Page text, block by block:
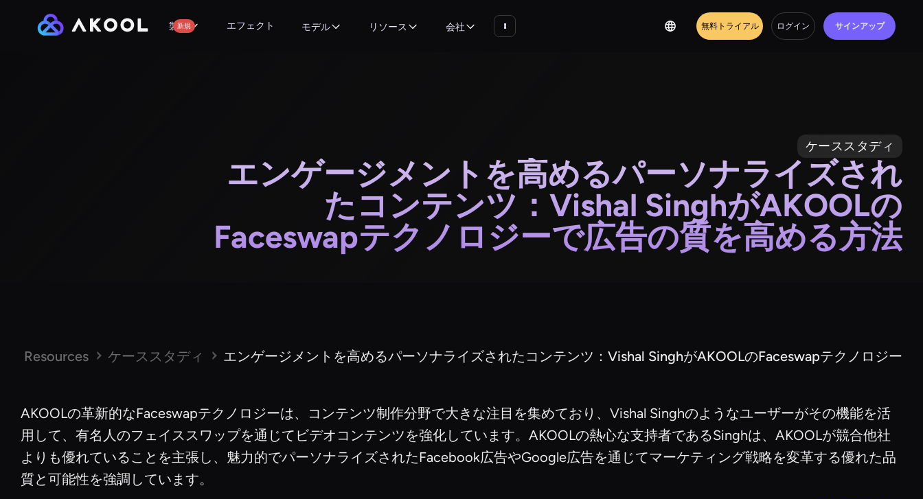
製品
新規 エフェクト モデル リソース 会社 無料トライアル ログイン サインアップ
ケーススタディ
エンゲージメントを高めるパーソナライズされ
たコンテンツ：Vishal SinghがAKOOLの
Faceswapテクノロジーで広告の質を高める方法
Resources ケーススタディ エンゲージメントを高めるパーソナライズされたコンテンツ：Vishal SinghがAKOOLのFaceswapテクノロジーで
AKOOLの革新的なFaceswapテクノロジーは、コンテンツ制作分野で大きな注目を集めており、Vishal Singhのようなユーザーがその機能を活
用して、有名人のフェイススワップを通じてビデオコンテンツを強化しています。AKOOLの熱心な支持者であるSinghは、AKOOLが競合他社
よりも優れていることを主張し、魅力的でパーソナライズされたFacebook広告やGoogle広告を通じてマーケティング戦略を変革する優れた品
質と可能性を強調しています。